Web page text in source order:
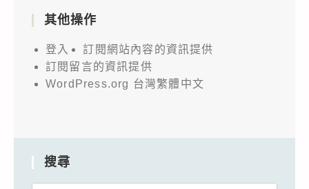
其他操作
登入
訂閱網站內容的資訊提供
訂閱留言的資訊提供
WordPress.org 台灣繁體中文
搜尋